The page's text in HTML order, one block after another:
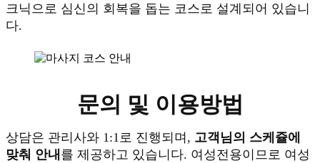
크닉으로 심신의 회복을 돕는 코스로 설계되어 있습니
다.
문의 및 이용방법
상담은 관리사와 1:1로 진행되며, 고객님의 스케쥴에
맞춰 안내 를 제공하고 있습니다. 여성전용이므로 여성